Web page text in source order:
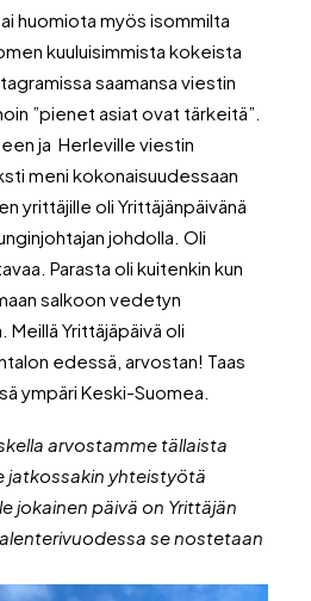
huomiota myös isommilta
kuuluisimmista kokeista
saamansa viestin
”pienet asiat ovat tärkeitä”.
ja Herleville viestin
meni kokonaisuudessaan
yrittäjille oli Yrittäjänpäivänä
johdolla. Oli
Parasta oli kuitenkin kun
salkoon vedetyn
Meillä Yrittäjäpäivä oli
edessä, arvostan! Taas
ympäri Keski-Suomea.
arvostamme tällaista
jatkossakin yhteistyötä
jokainen päivä on Yrittäjän
se nostetaan